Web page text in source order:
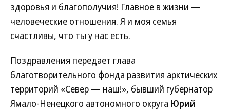
здоровья и благополучия! Главное в жизни —
человеческие отношения. Я и моя семья
счастливы, что ты у нас есть.
Поздравления передает глава
благотворительного фонда развития арктических
территорий «Север — наш!», бывший губернатор
Ямало-Ненецкого автономного округа Юрий